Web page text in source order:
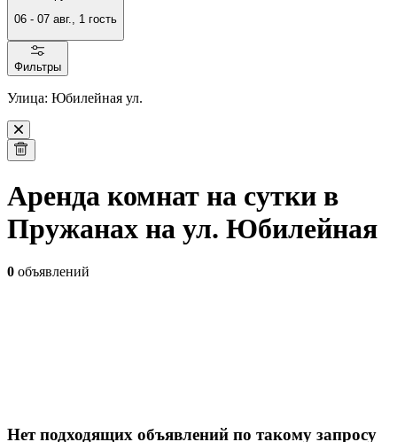
06 - 07 авг., 1 гость
Фильтры
Улица: Юбилейная ул.
Аренда комнат на сутки в
Пружанах на ул. Юбилейная
0 объявлений
Нет подходящих объявлений по такому запросу